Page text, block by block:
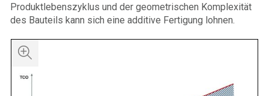
Produktlebenszyklus und der geometrischen Komplexität
des Bauteils kann sich eine additive Fertigung lohnen.